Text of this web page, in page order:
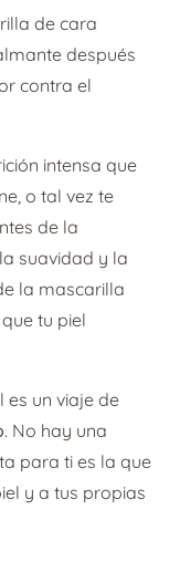
de cara
después
contra el
intensa que
o tal vez te
de la
suavidad y la
la mascarilla
tu piel
es un viaje de
. No hay una
para ti es la que
y a tus propias